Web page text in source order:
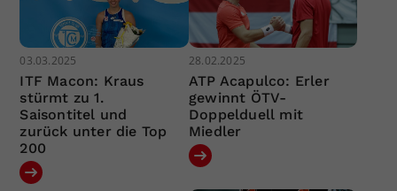
03.03.2025
ITF Macon: Kraus
stürmt zu 1.
Saisontitel und
zurück unter die Top
200
28.02.2025
ATP Acapulco: Erler
gewinnt ÖTV-
Doppelduell mit
Miedler